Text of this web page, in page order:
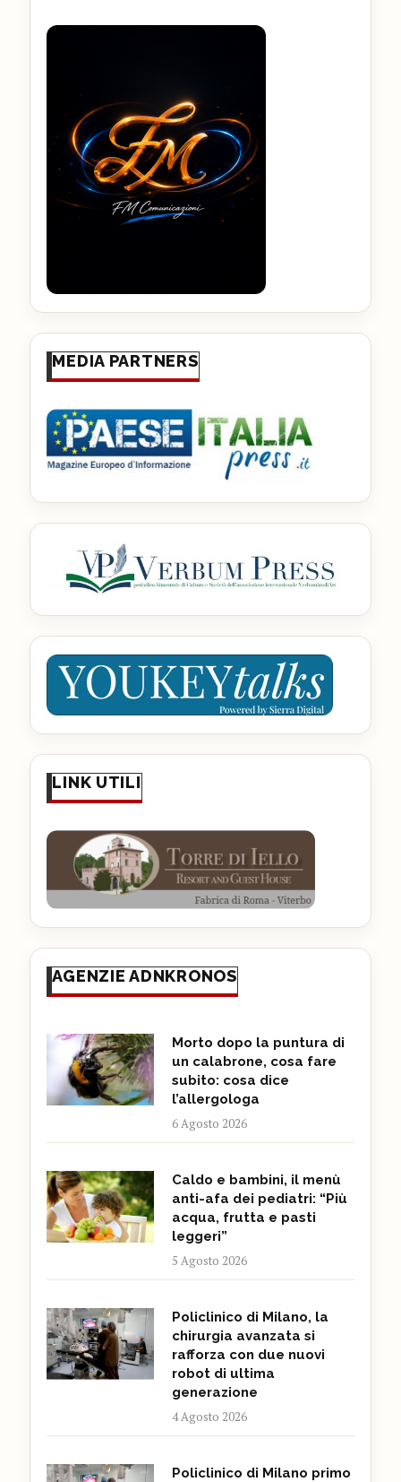
MEDIA PARTNERS
LINK UTILI
AGENZIE ADNKRONOS
Morto dopo la puntura di
un calabrone, cosa fare
subito: cosa dice
l’allergologa
6 Agosto 2026
Caldo e bambini, il menù
anti-afa dei pediatri: “Più
acqua, frutta e pasti
leggeri”
5 Agosto 2026
Policlinico di Milano, la
chirurgia avanzata si
rafforza con due nuovi
robot di ultima
generazione
4 Agosto 2026
Policlinico di Milano primo